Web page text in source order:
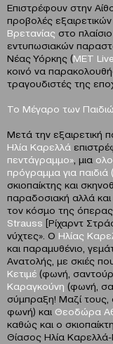
Επιστρέφουν στην
προβολές
Βρετανίας στο
εντυπωσιακών
Νέας Υόρκης (MET Live
κοινό να
τραγουδιστές της
Το Μέγαρο των
Μετά την εξαιρετική
Ηλία Καρελλά
πεντάγραμμο» , μια
πρόγραμμα για
σκιοπαίκτης και
παραδοσιακή αλλά
τον κόσμο της
Strauss [Ρίχαρντ
νύχτες». Ο Ηλίας
και παραμυθένιο,
Ανατολής, με σκιές
Κετιμέ (φωνή,
Καραγκούνη (φωνή,
σύμπραξη! Μαζί τους,
φωνή) και Θεοδώρα
καθώς και ο
Θίασος Ηλία